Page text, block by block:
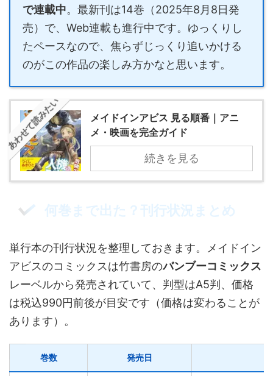
で連載中。最新刊は14巻（2025年8月8日発
売）で、Web連載も進行中です。ゆっくりし
たペースなので、焦らずじっくり追いかける
のがこの作品の楽しみ方かなと思います。
あわせて読みたい
メイドインアビス 見る順番｜アニ
メ・映画を完全ガイド
続きを見る
何巻まで出た？刊行状況まとめ
単行本の刊行状況を整理しておきます。メイドイン
アビスのコミックスは竹書房のバンブーコミックス
レーベルから発売されていて、判型はA5判、価格
は税込990円前後が目安です（価格は変わることが
あります）。
巻数 発売日